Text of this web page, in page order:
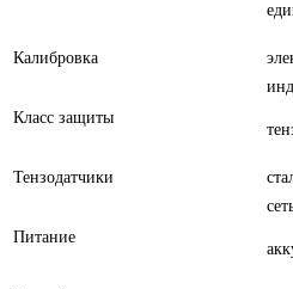
Калибровка
Класс защиты
Тензодатчики
Питание